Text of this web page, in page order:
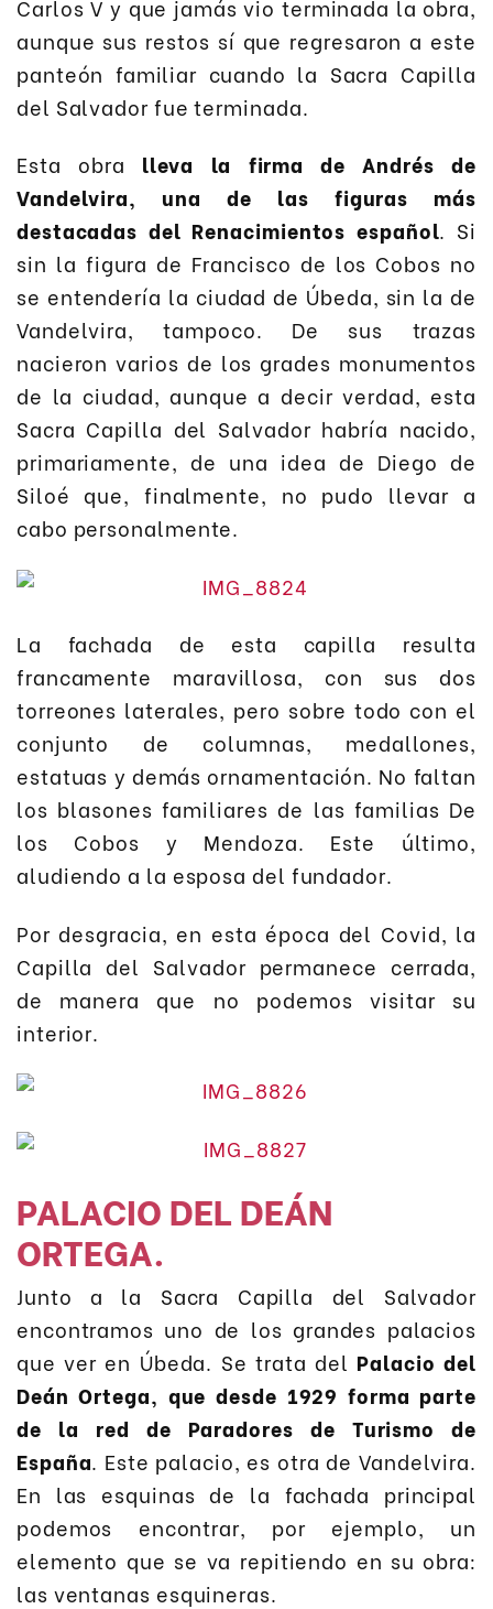
Carlos V y que jamás vio terminada la obra,
aunque sus restos sí que regresaron a este
panteón familiar cuando la Sacra Capilla
del Salvador fue terminada.
Esta obra lleva la firma de Andrés de
Vandelvira, una de las figuras más
destacadas del Renacimientos español. Si
sin la figura de Francisco de los Cobos no
se entendería la ciudad de Úbeda, sin la de
Vandelvira, tampoco. De sus trazas
nacieron varios de los grades monumentos
de la ciudad, aunque a decir verdad, esta
Sacra Capilla del Salvador habría nacido,
primariamente, de una idea de Diego de
Siloé que, finalmente, no pudo llevar a
cabo personalmente.
La fachada de esta capilla resulta
francamente maravillosa, con sus dos
torreones laterales, pero sobre todo con el
conjunto de columnas, medallones,
estatuas y demás ornamentación. No faltan
los blasones familiares de las familias De
los Cobos y Mendoza. Este último,
aludiendo a la esposa del fundador.
Por desgracia, en esta época del Covid, la
Capilla del Salvador permanece cerrada,
de manera que no podemos visitar su
interior.
PALACIO DEL DEÁN
ORTEGA.
Junto a la Sacra Capilla del Salvador
encontramos uno de los grandes palacios
que ver en Úbeda. Se trata del Palacio del
Deán Ortega, que desde 1929 forma parte
de la red de Paradores de Turismo de
España. Este palacio, es otra de Vandelvira.
En las esquinas de la fachada principal
podemos encontrar, por ejemplo, un
elemento que se va repitiendo en su obra:
las ventanas esquineras.